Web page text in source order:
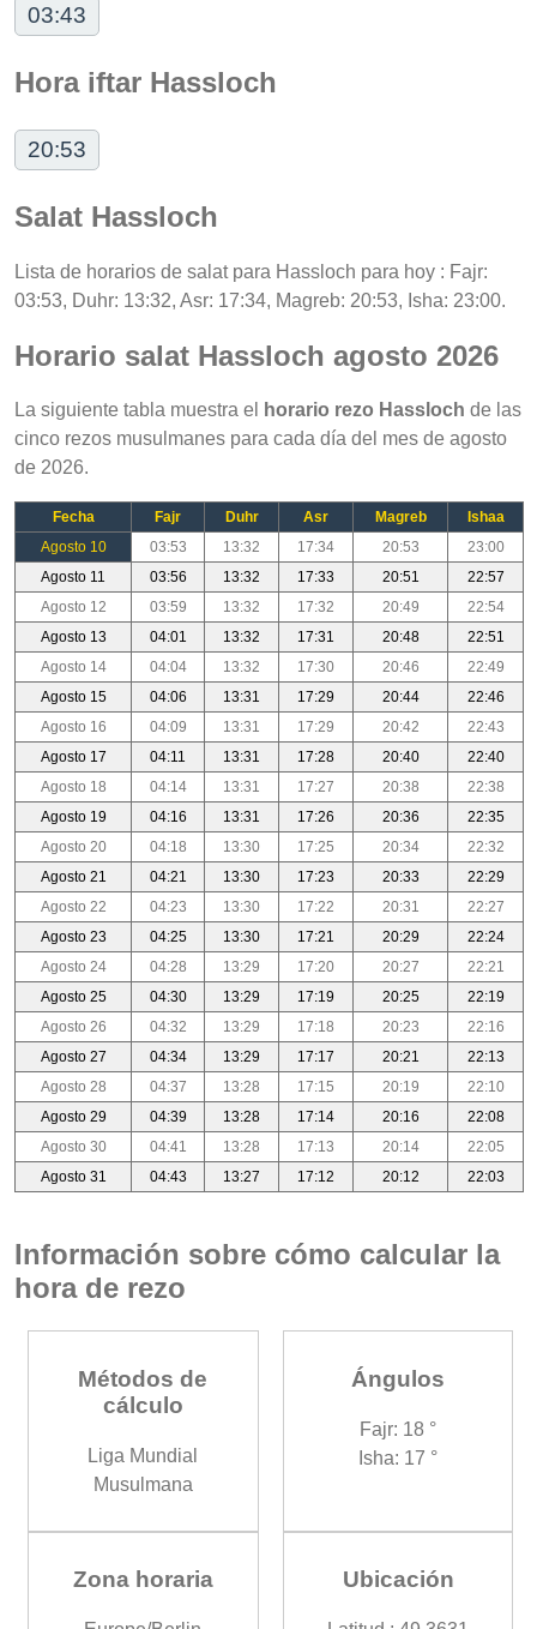
03:43
Hora iftar Hassloch
20:53
Salat Hassloch
Lista de horarios de salat para Hassloch para hoy : Fajr:
03:53, Duhr: 13:32, Asr: 17:34, Magreb: 20:53, Isha: 23:00.
Horario salat Hassloch agosto 2026
La siguiente tabla muestra el horario rezo Hassloch de las
cinco rezos musulmanes para cada día del mes de agosto
de 2026.
Fecha Fajr Duhr Asr Magreb
Ishaa
Agosto 10
03:53 13:32 17:34 20:53
23:00
Agosto 11
03:56 13:32 17:33 20:51
22:57
Agosto 12
03:59 13:32 17:32 20:49
22:54
Agosto 13
04:01 13:32 17:31 20:48
22:51
Agosto 14
04:04 13:32 17:30 20:46
22:49
Agosto 15
04:06 13:31 17:29 20:44
22:46
Agosto 16
04:09 13:31 17:29 20:42
22:43
Agosto 17
04:11 13:31 17:28 20:40
22:40
Agosto 18
04:14 13:31 17:27 20:38
22:38
Agosto 19
04:16 13:31 17:26 20:36
22:35
Agosto 20
04:18 13:30 17:25 20:34
22:32
Agosto 21
04:21 13:30 17:23 20:33
22:29
Agosto 22
04:23 13:30 17:22 20:31
22:27
Agosto 23
04:25 13:30 17:21 20:29
22:24
Agosto 24
04:28 13:29 17:20 20:27
22:21
Agosto 25
04:30 13:29 17:19 20:25
22:19
Agosto 26
04:32 13:29 17:18 20:23
22:16
Agosto 27
04:34 13:29 17:17 20:21
22:13
Agosto 28
04:37 13:28 17:15 20:19
22:10
Agosto 29
04:39 13:28 17:14 20:16
22:08
Agosto 30
04:41 13:28 17:13 20:14
22:05
Agosto 31
04:43 13:27 17:12 20:12 22:03
Información sobre cómo calcular la
hora de rezo
Métodos de
cálculo
Liga Mundial
Musulmana
Ángulos
Fajr: 18 °
Isha: 17 °
Zona horaria Ubicación